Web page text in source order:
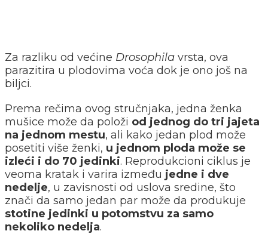
Za razliku od većine Drosophila vrsta, ova
parazitira u plodovima voća dok je ono još na
biljci.
Prema rečima ovog stručnjaka, jedna ženka
mušice može da položi od jednog do tri jajeta
na jednom mestu, ali kako jedan plod može
posetiti više ženki, u jednom ploda može se
izleći i do 70 jedinki. Reprodukcioni ciklus je
veoma kratak i varira između jedne i dve
nedelje, u zavisnosti od uslova sredine, što
znači da samo jedan par može da produkuje
stotine jedinki u potomstvu za samo
nekoliko nedelja.